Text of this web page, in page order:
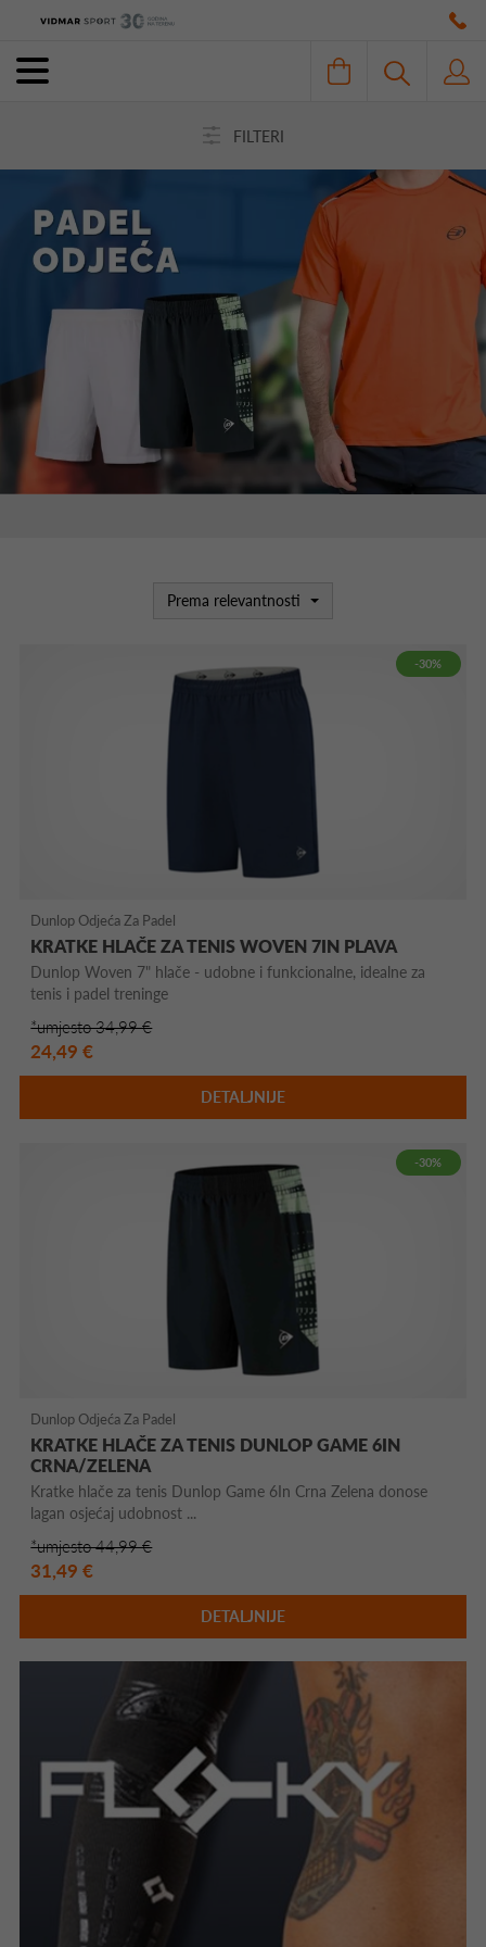
FILTERI
Prema relevantnosti
-30%
Dunlop Odjeća Za Padel
KRATKE HLAČE ZA TENIS WOVEN 7IN PLAVA
Dunlop Woven 7" hlače - udobne i funkcionalne, idealne za
tenis i padel treninge
*umjesto 34,99 €
24,49 €
DETALJNIJE
-30%
Dunlop Odjeća Za Padel
KRATKE HLAČE ZA TENIS DUNLOP GAME 6IN
CRNA/ZELENA
Kratke hlače za tenis Dunlop Game 6In Crna Zelena donose
lagan osjećaj udobnost ...
*umjesto 44,99 €
31,49 €
DETALJNIJE